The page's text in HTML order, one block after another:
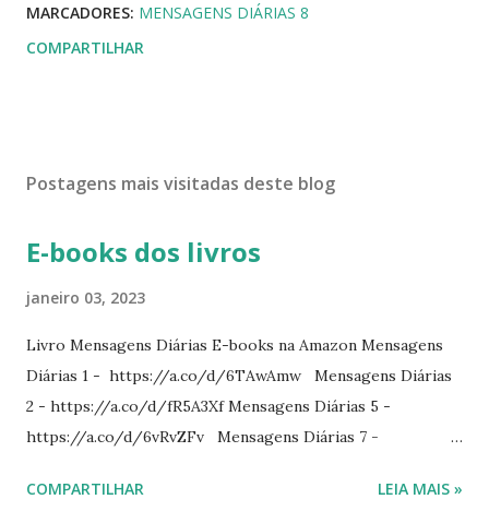
MARCADORES: MENSAGENS DIÁRIAS 8
COMPARTILHAR
Postagens mais visitadas deste blog
E-books dos livros
janeiro 03, 2023
Livro Mensagens Diárias E-books na Amazon Mensagens
Diárias 1 - https://a.co/d/6TAwAmw Mensagens Diárias
2 - https://a.co/d/fR5A3Xf Mensagens Diárias 5 -
https://a.co/d/6vRvZFv Mensagens Diárias 7 -
https://a.co/d/h4iP1oj Mensagens Diárias 10 -
COMPARTILHAR LEIA MAIS »